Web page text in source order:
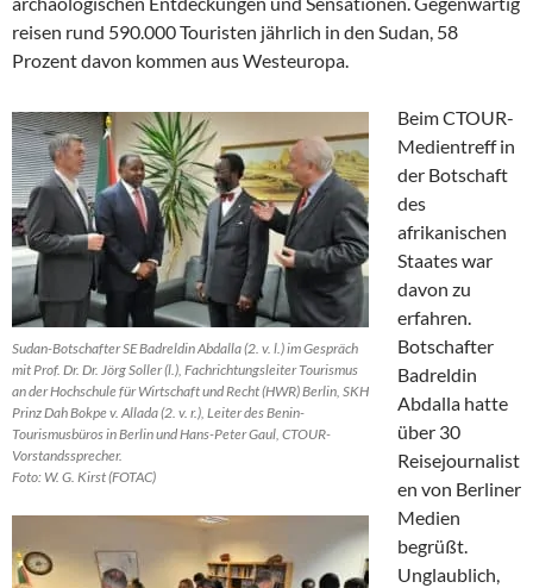
reisen rund 590.000 Touristen jährlich in den Sudan, 58
Prozent davon kommen aus Westeuropa.
Sudan-Botschafter SE Badreldin Abdalla (2. v. l.) im Gespräch
mit Prof. Dr. Dr. Jörg Soller (l.), Fachrichtungsleiter Tourismus
an der Hochschule für Wirtschaft und Recht (HWR) Berlin, SKH
Prinz Dah Bokpe v. Allada (2. v. r.), Leiter des Benin-
Tourismusbüros in Berlin und Hans-Peter Gaul, CTOUR-
Vorstandssprecher.
Foto: W. G. Kirst (FOTAC)
Beim CTOUR-
Medientreff in
der Botschaft
des
afrikanischen
Staates war
davon zu
erfahren.
Botschafter
Badreldin
Abdalla hatte
über 30
Reisejournalist
en von Berliner
Medien
begrüßt.
Unglaublich,